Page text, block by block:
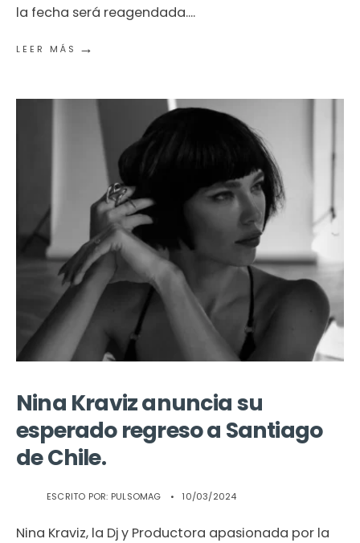
la fecha será reagendada....
LEER MÁS →
Nina Kraviz anuncia su
esperado regreso a Santiago
de Chile.
ESCRITO POR: PULSOMAG • 10/03/2024
Nina Kraviz, la Dj y Productora apasionada por la